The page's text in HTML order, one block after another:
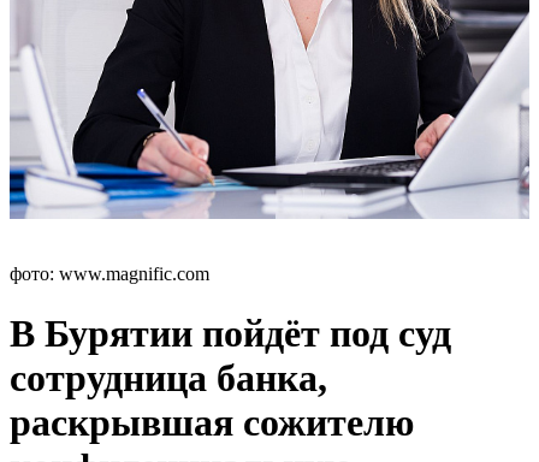
фото: www.magnific.com
В Бурятии пойдёт под суд
сотрудница банка,
раскрывшая сожителю